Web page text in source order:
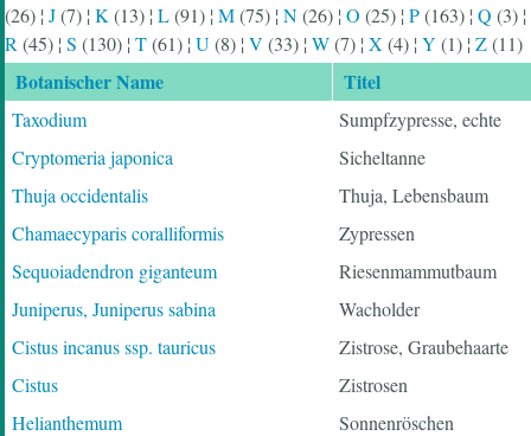
(26) ¦ J(7) ¦ K (13) ¦ L(91) ¦ M(75) ¦ N(26) ¦ O (25) ¦ P(163) ¦ Q (3) ¦
R (45) ¦ S (130) ¦ T(61) ¦ U(8) ¦ V (33) ¦ W(7) ¦ X (4) ¦ Y (1) ¦ Z(11)
Botanischer Name Titel
Taxodium
Sumpfzypresse, echte
Cryptomeria japonica
Sicheltanne
Thuja occidentalis
Thuja, Lebensbaum
Chamaecyparis coralliformis
Zypressen
Sequoiadendron giganteum
Riesenmammutbaum
Juniperus, Juniperus sabina
Wacholder
Cistus incanus ssp. tauricus
Zistrose, Graubehaarte
Cistus
Zistrosen
Helianthemum
Sonnenröschen